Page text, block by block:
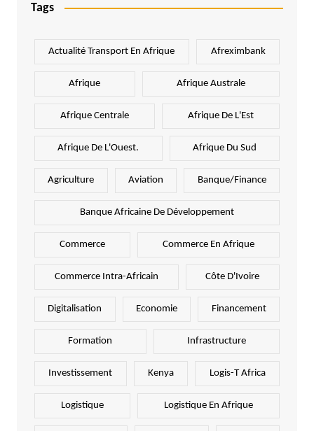
Tags
Actualité Transport En Afrique Afreximbank
Afrique Afrique Australe
Afrique Centrale Afrique De L'Est
Afrique De L'Ouest. Afrique Du Sud
Agriculture Aviation Banque/Finance
Banque Africaine De Développement
Commerce Commerce En Afrique
Commerce Intra-Africain Côte D'Ivoire
Digitalisation Economie Financement
Formation Infrastructure
Investissement Kenya Logis-T Africa
Logistique Logistique En Afrique